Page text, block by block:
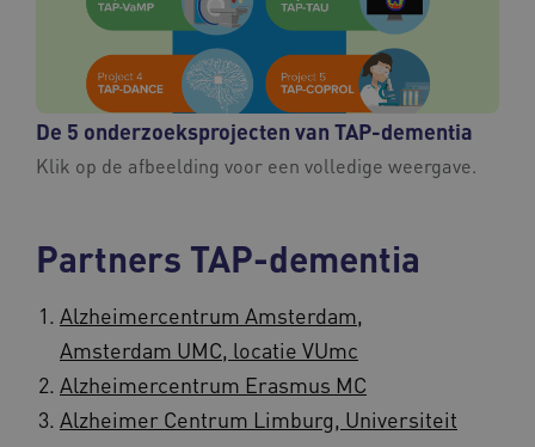
De 5 onderzoeksprojecten van TAP-dementia
Klik op de afbeelding voor een volledige weergave.
Partners TAP-dementia
Alzheimercentrum Amsterdam,
Amsterdam UMC, locatie VUmc
Alzheimercentrum Erasmus MC
Alzheimer Centrum Limburg, Universiteit